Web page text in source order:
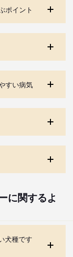
ポイント
すい病気
に関するよ
犬種です